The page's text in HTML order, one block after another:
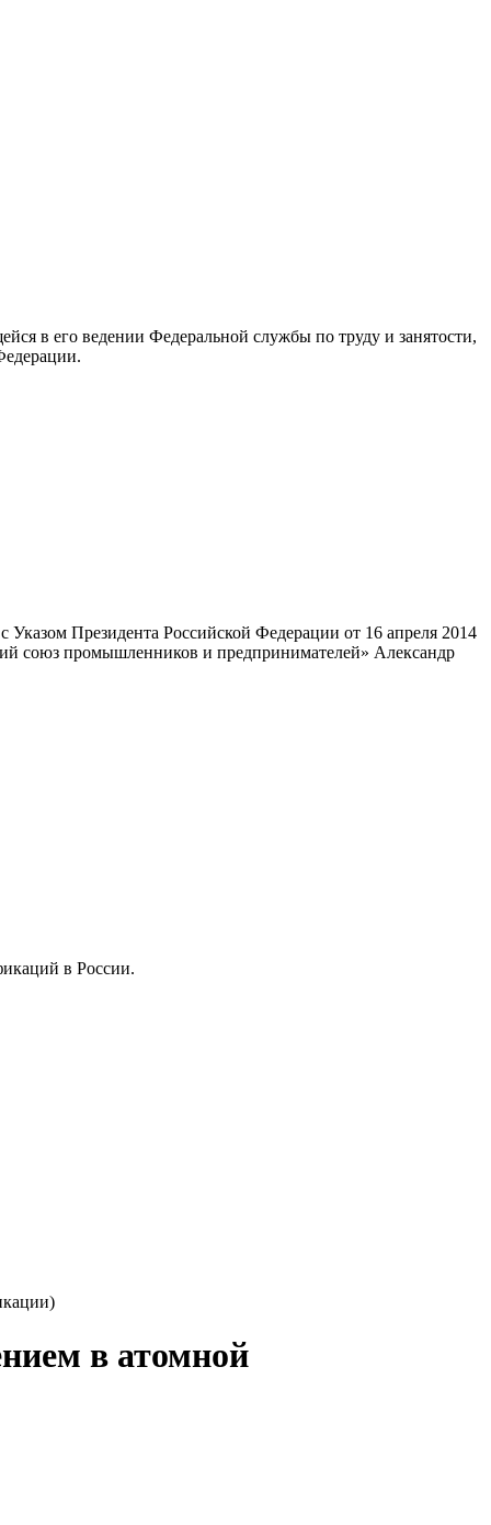
в его ведении Федеральной службы по труду и занятости,
Президента Российской Федерации от 16 апреля 2014
союз промышленников и предпринимателей» Александр
в России.
в атомной